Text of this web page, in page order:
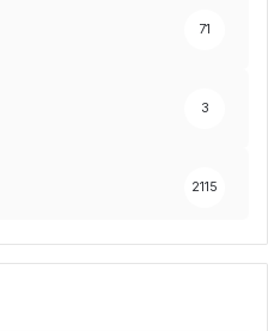
71
3
2115